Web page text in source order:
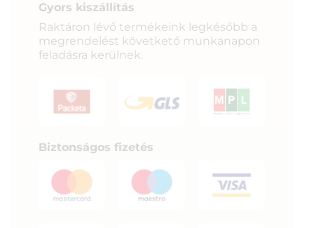
Gyors kiszállítás
Raktáron lévő termékeink legkésőbb a
megrendelést követkető munkanapon
feladásra kerülnek.
Biztonságos fizetés